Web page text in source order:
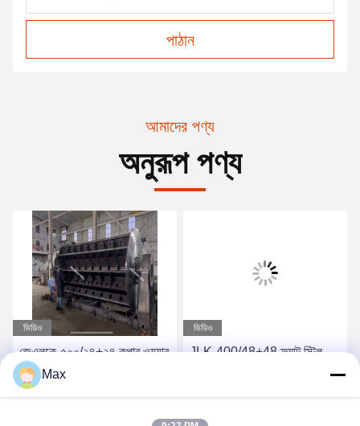
পাঠান
আমাদের পণ্য
অনুরূপ পণ্য
ভিডিও
জেএলকে-৫০০/২৪+২৪ কপার ওয়্যার
স্ক্রিনিং মেশিন রাইড ফ্রেম টাইপ
পিএলসি
ভিডিও
JLK-400/48+48 ফ্ল্যাট স্টিল
Max